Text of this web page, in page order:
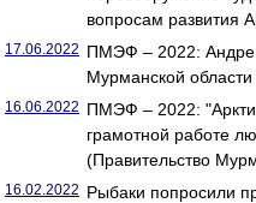
вопросам развития
17.06.2022 ПМЭФ – 2022:
Мурманской
16.06.2022 ПМЭФ – 2022:
грамотной работе
(Правительство
16.02.2022 Рыбаки попросили